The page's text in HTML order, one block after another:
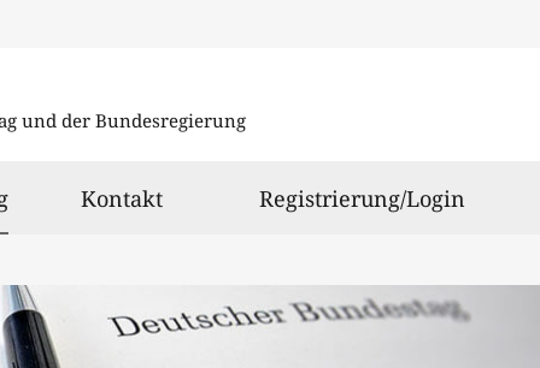
und der Bundesregierung
ausgewählt
Kontakt Registrierung/Login